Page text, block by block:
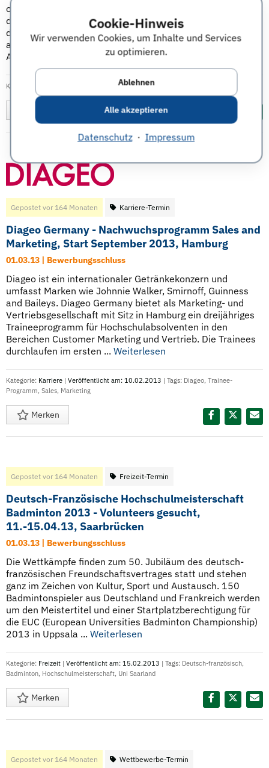
Cookie-Hinweis
Wir verwenden Cookies, um Inhalte und Services
zu optimieren.
Ablehnen
Alle akzeptieren
Datenschutz· Impressum
oder Experimentalfilme und andere digitale Kunstwerke für
das Festival einzureichen. Angenommen werden Kurzfilme,
die maximal 27 Minuten lang und nach dem 01.01.11
abgeschlossen worden sind sowie entweder eine englische
Audio-Spur oder ...
Weiterlesen
Kategorie: Veröffentlicht am: 09.02.2013
Diesen Termin teilen:
Gepostet vor 164 Monaten Karriere-Termin
Diageo Germany - Nachwuchsprogramm Sales and
Marketing, Start September 2013, Hamburg
01.03.13 | Bewerbungsschluss
Diageo ist ein internationaler Getränkekonzern und
umfasst Marken wie Johnnie Walker, Smirnoff, Guinness
and Baileys. Diageo Germany bietet als Marketing- und
Vertriebsgesellschaft mit Sitz in Hamburg ein dreijähriges
Traineeprogramm für Hochschulabsolventen in den
Bereichen Customer Marketing und Vertrieb. Die Trainees
durchlaufen im ersten ... Weiterlesen
Kategorie: Karriere | Veröffentlicht am: 10.02.2013 | Tags: Diageo, Trainee-
Programm, Sales, Marketing
Merken
Gepostet vor 164 Monaten Freizeit-Termin
Deutsch-Französische Hochschulmeisterschaft
Badminton 2013 - Volunteers gesucht,
11.-15.04.13, Saarbrücken
01.03.13 | Bewerbungsschluss
Die Wettkämpfe finden zum 50. Jubiläum des deutsch-
französischen Freundschaftsvertrages statt und stehen
ganz im Zeichen von Kultur, Sport und Austausch. 150
Badmintonspieler aus Deutschland und Frankreich werden
um den Meistertitel und einer Startplatzberechtigung für
die EUC (European Universities Badminton Championship)
2013 in Uppsala ... Weiterlesen
Kategorie: Freizeit | Veröffentlicht am: 15.02.2013 | Tags: Deutsch-französisch,
Badminton, Hochschulmeisterschaft, Uni Saarland
Merken
Gepostet vor 164 Monaten Wettbewerbe-Termin